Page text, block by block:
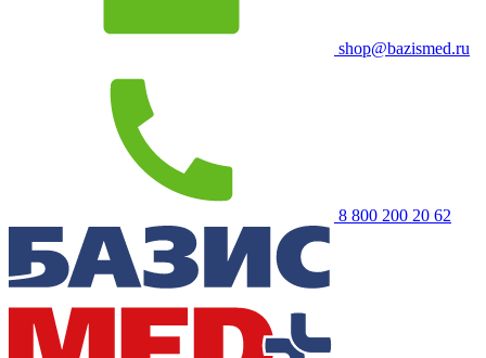
shop@bazismed.ru
8 800 200 20 62